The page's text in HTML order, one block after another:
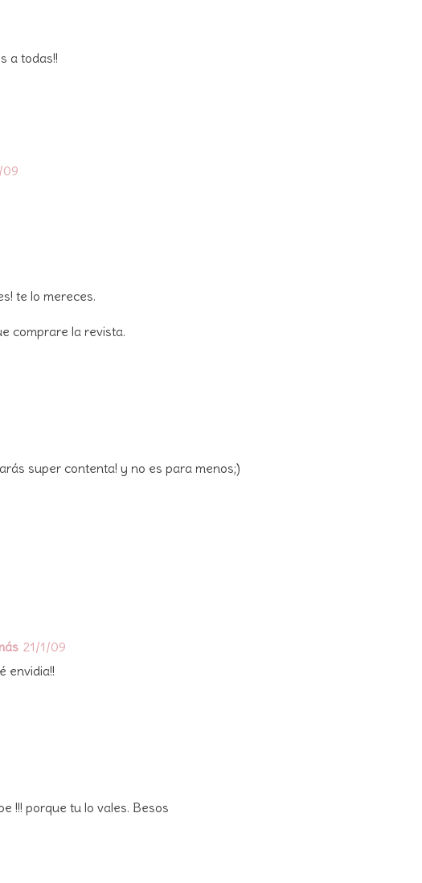
a todas!!
09
te lo mereces.
comprare la revista.
super contenta! y no es para menos;)
21/1/09
envidia!!
!!! porque tu lo vales. Besos